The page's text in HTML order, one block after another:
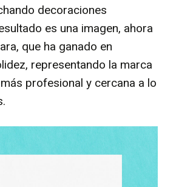
decoraciones
es una imagen, ahora
que ha ganado en
representando la marca
profesional y cercana a lo